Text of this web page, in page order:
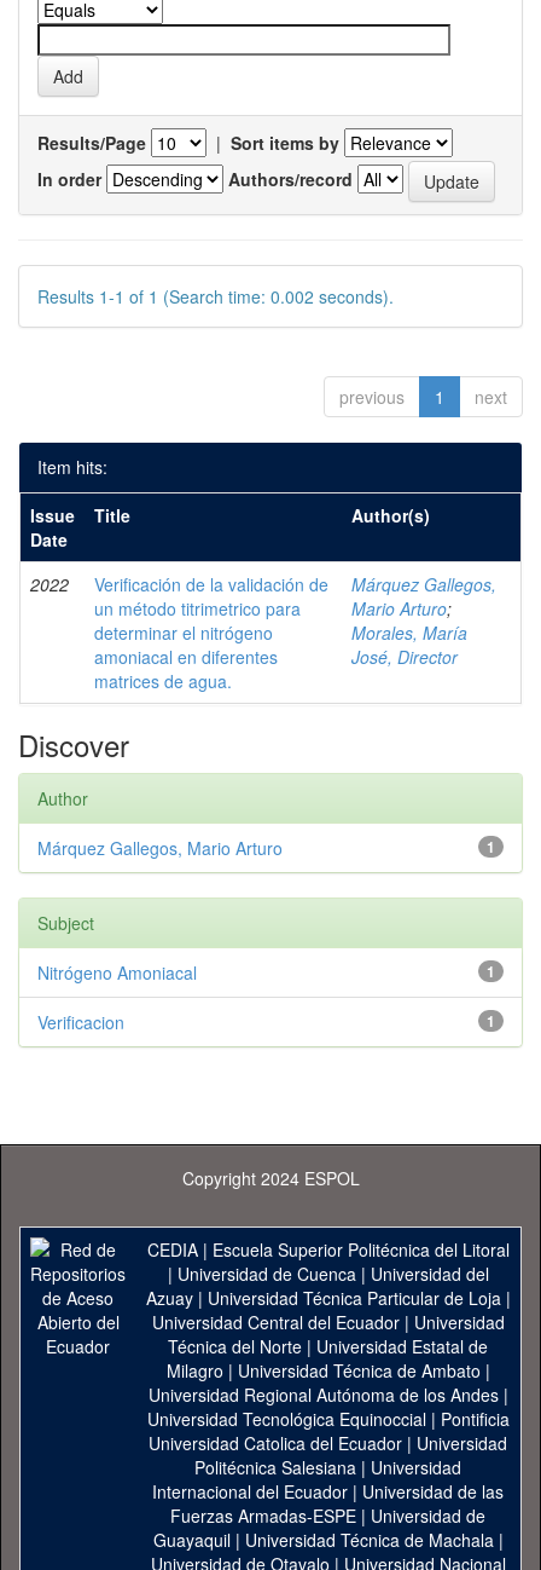
Results/Page | Sort items by
In order
Authors/record
Results 1-1 of 1 (Search time: 0.002 seconds).
previous 1 next
Item hits:
Issue
Date
Title Author(s)
2022
Verificación de la validación de
un método titrimetrico para
determinar el nitrógeno
amoniacal en diferentes
matrices de agua.
Márquez Gallegos,
Mario Arturo;
Morales, María
José, Director
Discover
Author
1
Márquez Gallegos, Mario Arturo
Subject
1
Nitrógeno Amoniacal
1
Verificacion
Copyright 2024 ESPOL
CEDIA| Escuela Superior Politécnica del Litoral
| Universidad de Cuenca| Universidad del
Azuay| Universidad Técnica Particular de Loja|
Universidad Central del Ecuador| Universidad
Técnica del Norte | Universidad Estatal de
Milagro | Universidad Técnica de Ambato |
Universidad Regional Autónoma de los Andes|
Universidad Tecnológica Equinoccial| Pontificia
Universidad Catolica del Ecuador | Universidad
Politécnica Salesiana | Universidad
Internacional del Ecuador | Universidad de las
Fuerzas Armadas-ESPE | Universidad de
Guayaquil| Universidad Técnica de Machala|
Universidad de Otavalo | Universidad Nacional